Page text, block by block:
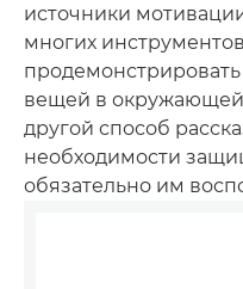
источники
многих
вещей в окружающей
другой способ
необходимости
обязательно им